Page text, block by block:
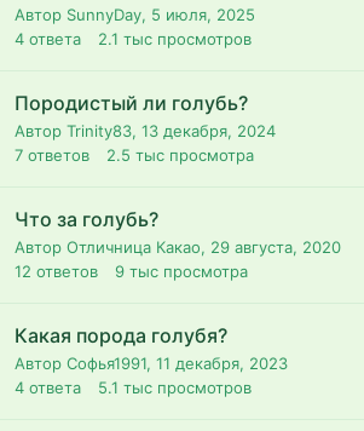
Автор SunnyDay, 5 июля, 2025
4 ответа 2.1 тыс просмотров
Породистый ли голубь?
Автор Trinity83, 13 декабря, 2024
7 ответов 2.5 тыс просмотра
Что за голубь?
Автор Отличница Какао, 29 августа, 2020
12 ответов 9 тыс просмотра
Какая порода голубя?
Автор Софья1991, 11 декабря, 2023
4 ответа 5.1 тыс просмотров